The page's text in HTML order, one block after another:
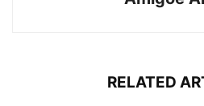
RELATED